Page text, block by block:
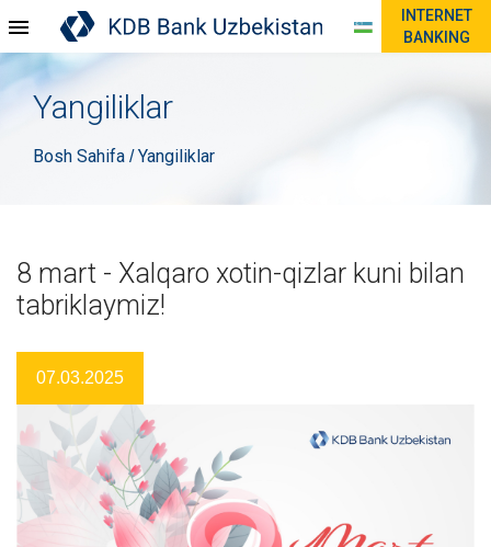
INTERNET
BANKING
Yangiliklar
Bosh Sahifa /Yangiliklar
8 mart - Xalqaro xotin-qizlar kuni bilan
tabriklaymiz!
07.03.2025